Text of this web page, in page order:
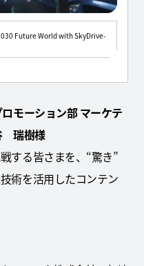
Future World with SkyDrive-
モーション部 マーケテ
瑞樹様
する皆さまを、“驚き”
術を活用したコンテン